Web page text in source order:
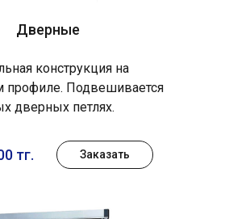
Дверные
конструкция на
профиле. Подвешивается
дверных петлях.
тг. Заказать